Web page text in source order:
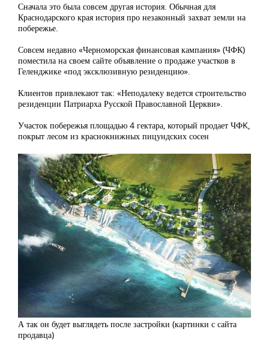
Сначала это была совсем другая история. Обычная для
Краснодарского края история про незаконный захват земли на
побережье.
Совсем недавно «Черноморская финансовая кампания» (ЧФК)
поместила на своем сайте объявление о продаже участков в
Геленджике «под эксклюзивную резиденцию».
Клиентов привлекают так: «Неподалеку ведется строительство
резиденции Патриарха Русской Православной Церкви».
Участок побережья площадью 4 гектара, который продает ЧФK,
покрыт лесом из краснокнижных пицундских сосен
А так он будет выглядеть после застройки (картинки с сайта
продавца)